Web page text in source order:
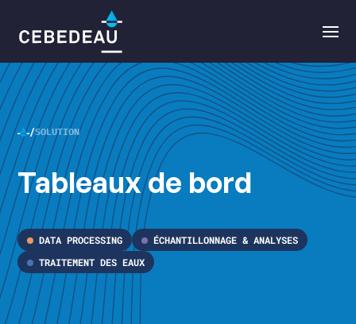
SOLUTION
CEBEDEAU
•
Tableaux de bord
DATA PROCESSING
ÉCHANTILLONNAGE & ANALYSES
TRAITEMENT DES EAUX
Navigation